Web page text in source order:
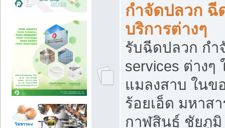
กำจัดปลวก ฉี
บริการต่างๆ
รับฉีดปลวก กำ
services ต่าง
แมลงสาบ ใน
ร้อยเอ็ด มหาส
กาฬสินธุ์ ชัยภู